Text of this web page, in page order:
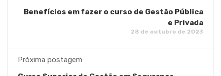
Benefícios em fazer o curso de Gestão Pública
e Privada
28 de outubro de 2023
Próxima postagem